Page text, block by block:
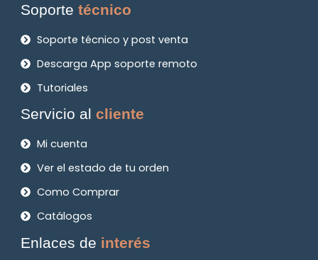
Soportetécnico
Soporte técnico y post venta
Descarga App soporte remoto
Tutoriales
Servicio alcliente
Mi cuenta
Ver el estado de tu orden
Como Comprar
Catálogos
Enlaces de interés